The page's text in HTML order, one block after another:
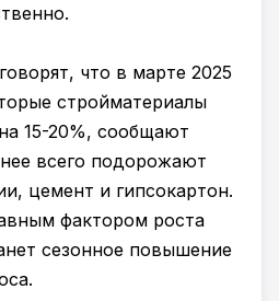
что в марте 2025
стройматериалы
15-20%, сообщают
всего подорожают
цемент и гипсокартон.
фактором роста
сезонное повышение